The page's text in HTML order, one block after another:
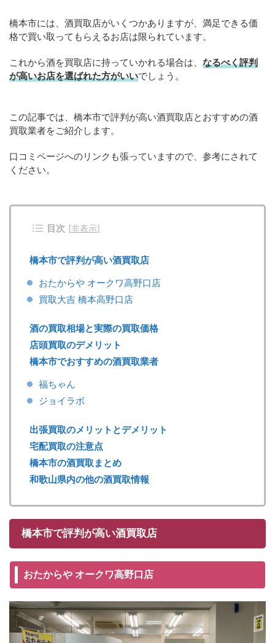
橋本市には、酒買取店がいくつかありますが、満足できる価
格で買い取ってもらえるお店は限られています。
これから酒を買取店に持っていかれる場合は、 なるべく評判
が高いお店を選ばれた方がいいでしょう。
この記事では、橋本市で評判が高い酒買取店とおすすめの酒
買取業者をご紹介します。
口コミページへのリンクも張っていますので、参考にされて
ください。
目次 [非表示]
橋本市で評判が高い酒買取店
おたからや オークワ高野口店
買取大吉 橋本高野口店
酒の買取相場と実際の買取価格
店頭買取のデメリット
橋本市でおすすめの酒買取業者
福ちゃん
ジョイラボ
出張買取のメリットとデメリット
宅配買取の注意点
橋本市の酒買取まとめ
和歌山県内の他の酒買取情報
橋本市で評判が高い酒買取店
おたからや オークワ高野口店